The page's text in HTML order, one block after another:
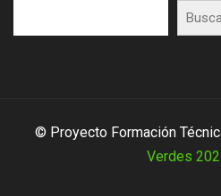
© Proyecto Formación
Verdes